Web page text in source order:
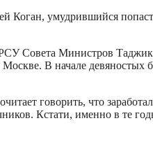
Коган, умудрившийся
Совета Министров
В начале девяностых
говорить, что
Кстати, именно в те